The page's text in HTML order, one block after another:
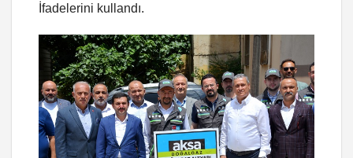
İfadelerini kullandı.